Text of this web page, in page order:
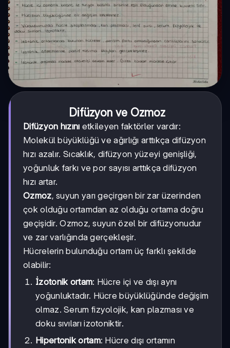
Difüzyon ve Ozmoz
Difüzyon hızını etkileyen faktörler vardır:
Molekül büyüklüğü ve ağırlığı arttıkça difüzyon
hızı azalır. Sıcaklık, difüzyon yüzeyi genişliği,
yoğunluk farkı ve por sayısı arttıkça difüzyon
hızı artar.
Ozmoz, suyun yarı geçirgen bir zar üzerinden
çok olduğu ortamdan az olduğu ortama doğru
geçişidir. Ozmoz, suyun özel bir difüzyonudur
ve zar varlığında gerçekleşir.
Hücrelerin bulunduğu ortam üç farklı şekilde
olabilir:
İzotonik ortam: Hücre içi ve dışı aynı
yoğunluktadır. Hücre büyüklüğünde değişim
olmaz. Serum fizyolojik, kan plazması ve
doku sıvıları izotoniktir.
Hipertonik ortam: Hücre dışı ortamın